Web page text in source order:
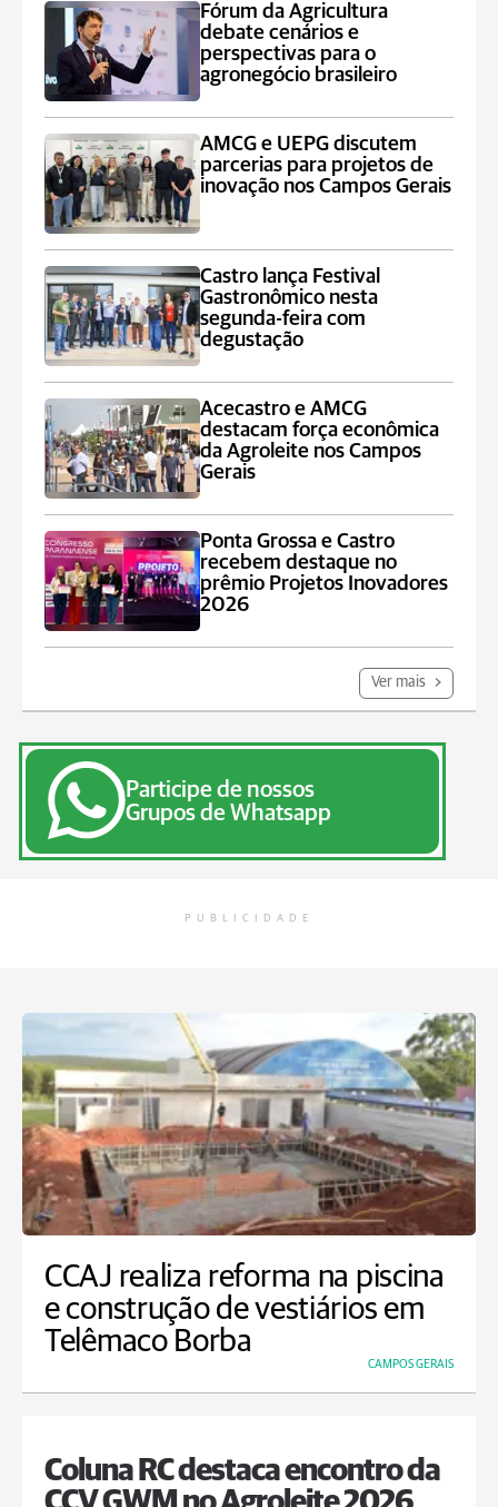
Fórum da Agricultura
debate cenários e
perspectivas para o
agronegócio brasileiro
AMCG e UEPG discutem
parcerias para projetos de
inovação nos Campos Gerais
Castro lança Festival
Gastronômico nesta
segunda-feira com
degustação
Acecastro e AMCG
destacam força econômica
da Agroleite nos Campos
Gerais
Ponta Grossa e Castro
recebem destaque no
prêmio Projetos Inovadores
2026
Ver mais
Participe de nossos
Grupos de Whatsapp
PUBLICIDADE
CCAJ realiza reforma na piscina
e construção de vestiários em
Telêmaco Borba
CAMPOS GERAIS
Coluna RC destaca encontro da